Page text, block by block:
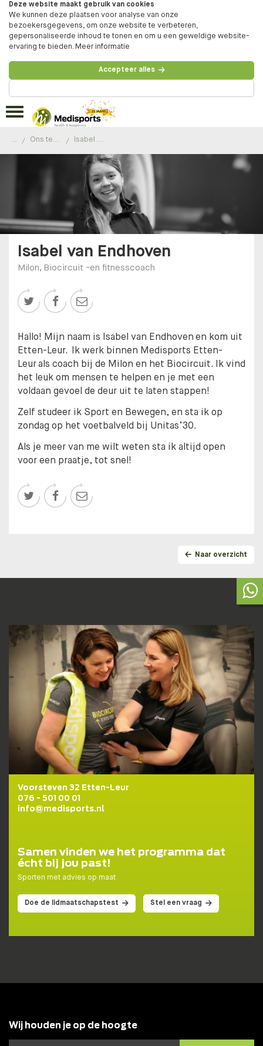
Deze website maakt gebruik van cookies
We kunnen deze plaatsen voor analyse van onze
bezoekersgegevens, om onze website te verbeteren,
gepersonaliseerde inhoud te tonen en om u een geweldige website-
ervaring te bieden. Meer informatie
Accepteer alles
... Ons team Isabel van Endhoven
Isabel van Endhoven
Milon, Biocircuit -en fitnesscoach
  
Hallo! Mijn naam is Isabel van Endhoven en kom uit
Etten-Leur. Ik werk binnen Medisports Etten-
Leur als coach bij de Milon en het Biocircuit. Ik vind
het leuk om mensen te helpen en je met een
voldaan gevoel de deur uit te laten stappen!
Zelf studeer ik Sport en Bewegen, en sta ik op
zondag op het voetbalveld bij Unitas’30.
Als je meer van me wilt weten sta ik altijd open
voor een praatje, tot snel!
  
Naar overzicht
Voorsteven 32 Etten-Leur
076 - 501 00 01
info@medisports.nl
Samen vinden we het programma dat
écht bij jou past!
Sporten met advies op maat
Doe de lidmaatschapstest Stel een vraag
Wij houden je op de hoogte
Lidmaatschapstest
BENIEUWD WAT BIJ JE PAST?
Wij helpen je graag naar een fit, gezond en goed
DOE DE TEST!